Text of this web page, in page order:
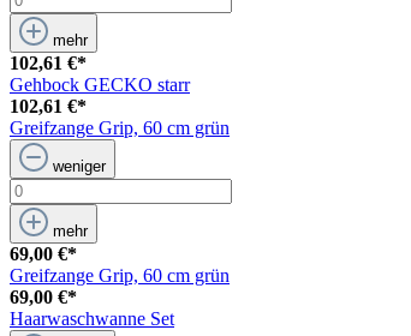
mehr
102,61 €*
Gehbock GECKO starr
102,61 €*
Greifzange Grip, 60 cm grün
weniger
mehr
69,00 €*
Greifzange Grip, 60 cm grün
69,00 €*
Haarwaschwanne Set